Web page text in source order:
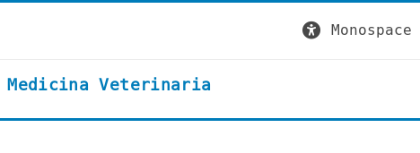
Veterinaria